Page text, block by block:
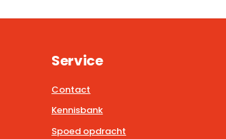
Service
Contact
Kennisbank
Spoed opdracht